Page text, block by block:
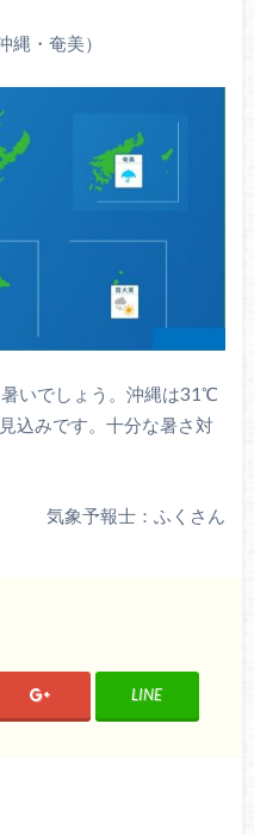
縄・奄美）
いでしょう。沖縄は31℃
込みです。十分な暑さ対
気象予報士：ふくさん
LINE